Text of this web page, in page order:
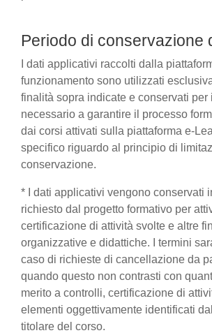
Periodo di conservazione
I dati applicativi raccolti dalla
funzionamento sono utilizzati
finalità sopra indicate e conservati per
necessario a garantire il processo
dai corsi attivati sulla piattaforma e-
specifico riguardo al principio di
conservazione.
* I dati applicativi vengono conservati
richiesto dal progetto formativo per
certificazione di attività svolte e altre
organizzative e didattiche. I termini
caso di richieste di cancellazione da
quando questo non contrasti con
merito a controlli, certificazione di
elementi oggettivamente identificati
titolare del corso.